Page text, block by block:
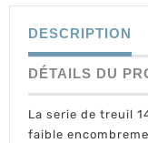
DESCRIPTION
DÉTAILS DU
La serie de treuil
faible